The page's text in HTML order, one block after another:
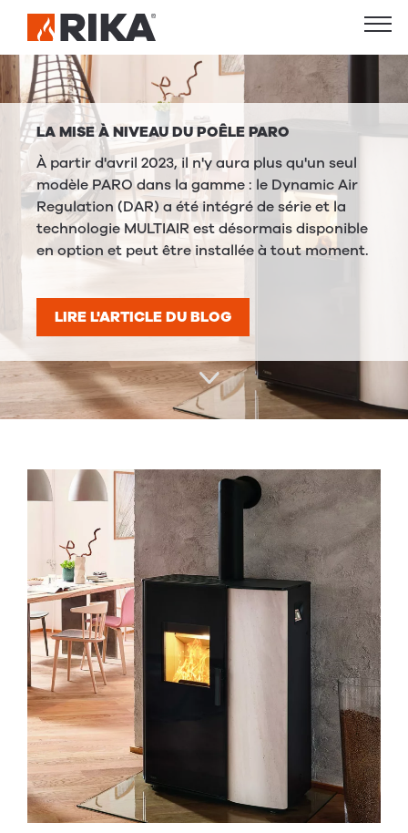
LA MISE À NIVEAU DU POÊLE PARO
À partir d'avril 2023, il n'y aura plus qu'un seul
modèle PARO dans la gamme : le Dynamic Air
Regulation (DAR) a été intégré de série et la
technologie MULTIAIR est désormais disponible
en option et peut être installée à tout moment.
LIRE L'ARTICLE DU BLOG